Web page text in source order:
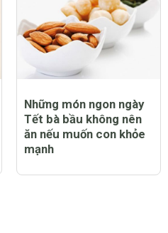
Những món ngon ngày
Tết bà bầu không nên
ăn nếu muốn con khỏe
mạnh